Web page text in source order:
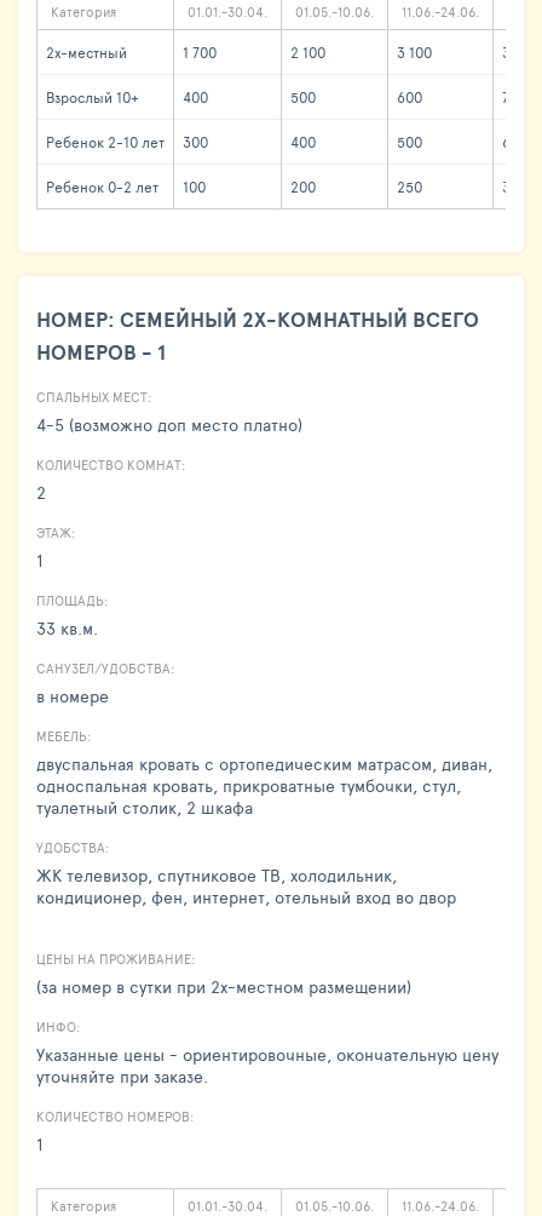
Категория 01.01.-30.04. 01.05.-10.06. 11.06.-24.06.
2х-местный 1 700 2 100 3 100 3 700
Взрослый 10+ 400 500 600 700
Ребенок 2-10 лет 300 400 500 600
Ребенок 0-2 лет 100 200 250 300
НОМЕР: СЕМЕЙНЫЙ 2Х-КОМНАТНЫЙ ВСЕГО
НОМЕРОВ - 1
СПАЛЬНЫХ МЕСТ:
4-5 (возможно доп место платно)
КОЛИЧЕСТВО КОМНАТ:
2
ЭТАЖ:
1
ПЛОЩАДЬ:
33 кв.м.
САНУЗЕЛ/УДОБСТВА:
в номере
МЕБЕЛЬ:
двуспальная кровать с ортопедическим матрасом, диван,
односпальная кровать, прикроватные тумбочки, стул,
туалетный столик, 2 шкафа
УДОБСТВА:
ЖК телевизор, спутниковое ТВ, холодильник,
кондиционер, фен, интернет, отельный вход во двор
ЦЕНЫ НА ПРОЖИВАНИЕ:
(за номер в сутки при 2х-местном размещении)
ИНФО:
Указанные цены - ориентировочные, окончательную цену
уточняйте при заказе.
КОЛИЧЕСТВО НОМЕРОВ:
1
Категория 01.01.-30.04. 01.05.-10.06. 11.06.-24.06.